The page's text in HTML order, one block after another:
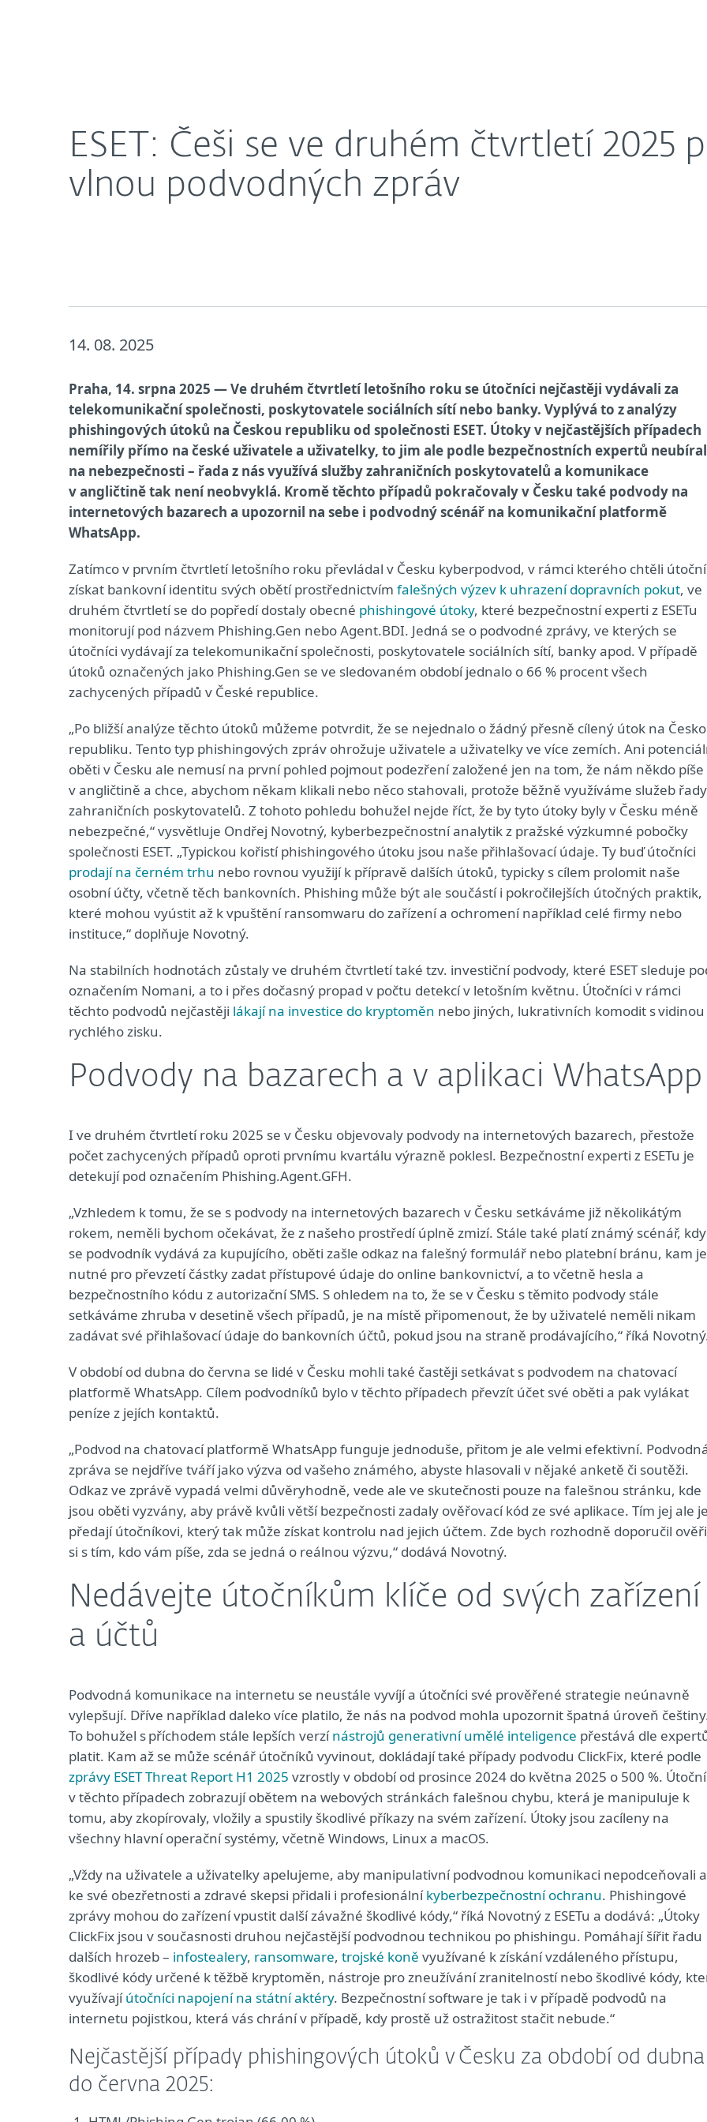
ESET: Češi se ve druhém čtvrtletí 2025
vlnou podvodných zpráv
14. 08. 2025
Praha, 14. srpna 2025 — Ve druhém čtvrtletí letošního roku se útočníci nejčastěji vydávali za
telekomunikační společnosti, poskytovatele sociálních sítí nebo banky. Vyplývá to z analýzy
phishingových útoků na Českou republiku od společnosti ESET. Útoky v nejčastějších případech
nemířily přímo na české uživatele a uživatelky, to jim ale podle bezpečnostních expertů
na nebezpečnosti – řada z nás využívá služby zahraničních poskytovatelů a komunikace
v angličtině tak není neobvyklá. Kromě těchto případů pokračovaly v Česku také podvody na
internetových bazarech a upozornil na sebe i podvodný scénář na komunikační platformě
WhatsApp.
Zatímco v prvním čtvrtletí letošního roku převládal v Česku kyberpodvod, v rámci kterého chtěli
získat bankovní identitu svých obětí prostřednictvím falešných výzev k uhrazení dopravních pokut, ve
druhém čtvrtletí se do popředí dostaly obecné phishingové útoky, které bezpečnostní experti z ESETu
monitorují pod názvem Phishing.Gen nebo Agent.BDI. Jedná se o podvodné zprávy, ve kterých se
útočníci vydávají za telekomunikační společnosti, poskytovatele sociálních sítí, banky apod. V případě
útoků označených jako Phishing.Gen se ve sledovaném období jednalo o 66 % procent všech
zachycených případů v České republice.
„Po bližší analýze těchto útoků můžeme potvrdit, že se nejednalo o žádný přesně cílený útok na
republiku. Tento typ phishingových zpráv ohrožuje uživatele a uživatelky ve více zemích. Ani
oběti v Česku ale nemusí na první pohled pojmout podezření založené jen na tom, že nám někdo píše
v angličtině a chce, abychom někam klikali nebo něco stahovali, protože běžně využíváme služeb řady
zahraničních poskytovatelů. Z tohoto pohledu bohužel nejde říct, že by tyto útoky byly v Česku méně
nebezpečné,“ vysvětluje Ondřej Novotný, kyberbezpečnostní analytik z pražské výzkumné pobočky
společnosti ESET. „Typickou kořistí phishingového útoku jsou naše přihlašovací údaje. Ty buď útočníci
prodají na černém trhu nebo rovnou využijí k přípravě dalších útoků, typicky s cílem prolomit naše
osobní účty, včetně těch bankovních. Phishing může být ale součástí i pokročilejších útočných praktik,
které mohou vyústit až k vpuštění ransomwaru do zařízení a ochromení například celé firmy nebo
instituce,“ doplňuje Novotný.
Na stabilních hodnotách zůstaly ve druhém čtvrtletí také tzv. investiční podvody, které ESET sleduje
označením Nomani, a to i přes dočasný propad v počtu detekcí v letošním květnu. Útočníci v rámci
těchto podvodů nejčastěji lákají na investice do kryptoměn nebo jiných, lukrativních komodit s vidinou
rychlého zisku.
Podvody na bazarech a v aplikaci WhatsApp
I ve druhém čtvrtletí roku 2025 se v Česku objevovaly podvody na internetových bazarech, přestože
počet zachycených případů oproti prvnímu kvartálu výrazně poklesl. Bezpečnostní experti z ESETu je
detekují pod označením Phishing.Agent.GFH.
„Vzhledem k tomu, že se s podvody na internetových bazarech v Česku setkáváme již několikátým
rokem, neměli bychom očekávat, že z našeho prostředí úplně zmizí. Stále také platí známý scénář, kdy
se podvodník vydává za kupujícího, oběti zašle odkaz na falešný formulář nebo platební bránu, kam je
nutné pro převzetí částky zadat přístupové údaje do online bankovnictví, a to včetně hesla a
bezpečnostního kódu z autorizační SMS. S ohledem na to, že se v Česku s těmito podvody stále
setkáváme zhruba v desetině všech případů, je na místě připomenout, že by uživatelé neměli nikam
zadávat své přihlašovací údaje do bankovních účtů, pokud jsou na straně prodávajícího,“ říká
V období od dubna do června se lidé v Česku mohli také častěji setkávat s podvodem na chatovací
platformě WhatsApp. Cílem podvodníků bylo v těchto případech převzít účet své oběti a pak vylákat
peníze z jejích kontaktů.
„Podvod na chatovací platformě WhatsApp funguje jednoduše, přitom je ale velmi efektivní.
zpráva se nejdříve tváří jako výzva od vašeho známého, abyste hlasovali v nějaké anketě či soutěži.
Odkaz ve zprávě vypadá velmi důvěryhodně, vede ale ve skutečnosti pouze na falešnou stránku, kde
jsou oběti vyzvány, aby právě kvůli větší bezpečnosti zadaly ověřovací kód ze své aplikace. Tím jej ale
předají útočníkovi, který tak může získat kontrolu nad jejich účtem. Zde bych rozhodně doporučil
si s tím, kdo vám píše, zda se jedná o reálnou výzvu,“ dodává Novotný.
Nedávejte útočníkům klíče od svých zařízení
a účtů
Podvodná komunikace na internetu se neustále vyvíjí a útočníci své prověřené strategie neúnavně
vylepšují. Dříve například daleko více platilo, že nás na podvod mohla upozornit špatná úroveň
To bohužel s příchodem stále lepších verzínástrojů generativní umělé inteligence přestává dle
platit. Kam až se může scénář útočníků vyvinout, dokládají také případy podvodu ClickFix, které podle
zprávy ESET Threat Report H1 2025 vzrostly v období od prosince 2024 do května 2025 o 500 %.
v těchto případech zobrazují obětem na webových stránkách falešnou chybu, která je manipuluje k
tomu, aby zkopírovaly, vložily a spustily škodlivé příkazy na svém zařízení. Útoky jsou zacíleny na
všechny hlavní operační systémy, včetně Windows, Linux a macOS.
„Vždy na uživatele a uživatelky apelujeme, aby manipulativní podvodnou komunikaci nepodceňovali a
ke své obezřetnosti a zdravé skepsi přidali i profesionálníkyberbezpečnostní ochranu. Phishingové
zprávy mohou do zařízení vpustit další závažné škodlivé kódy,“ říká Novotný z ESETu a dodává: „Útoky
ClickFix jsou v současnosti druhou nejčastější podvodnou technikou po phishingu. Pomáhají šířit řadu
dalších hrozeb – infostealery, ransomware, trojské koně využívané k získání vzdáleného přístupu,
škodlivé kódy určené k těžbě kryptoměn, nástroje pro zneužívání zranitelností nebo škodlivé kódy,
využívajíútočníci napojení na státní aktéry. Bezpečnostní software je tak i v případě podvodů na
internetu pojistkou, která vás chrání v případě, kdy prostě už ostražitost stačit nebude.“
Nejčastější případy phishingových útoků v Česku za období od dubna
do června 2025: